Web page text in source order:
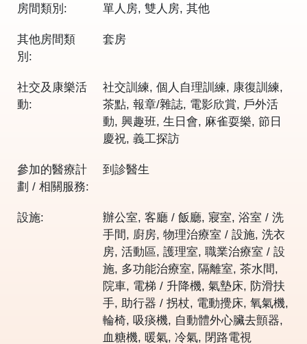
房間類別: 單人房, 雙人房, 其他
其他房間類
別:
套房
社交及康樂活
動:
社交訓練, 個人自理訓練, 康復訓練,
茶點, 報章/雜誌, 電影欣賞, 戶外活
動, 興趣班, 生日會, 麻雀耍樂, 節日
慶祝, 義工探訪
參加的醫療計
劃 / 相關服務:
到診醫生
設施:
辦公室, 客廳 / 飯廳, 寢室, 浴室 / 洗
手間, 廚房, 物理治療室 / 設施, 洗衣
房, 活動區, 護理室, 職業治療室 / 設
施, 多功能治療室, 隔離室, 茶水間,
院車, 電梯 / 升降機, 氣墊床, 防滑扶
手, 助行器 / 拐杖, 電動攪床, 氧氣機,
輪椅, 吸痰機, 自動體外心臟去顫器,
血糖機, 暖氣, 冷氣, 閉路電視